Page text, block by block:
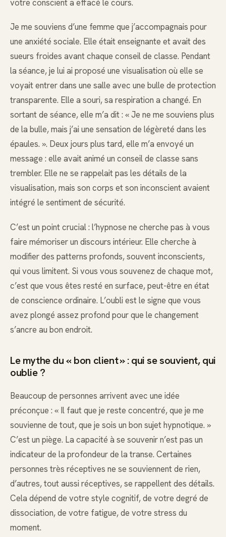
votre conscient a effacé le cours.
Je me souviens d’une femme que j’accompagnais pour
une anxiété sociale. Elle était enseignante et avait des
sueurs froides avant chaque conseil de classe. Pendant
la séance, je lui ai proposé une visualisation où elle se
voyait entrer dans une salle avec une bulle de protection
transparente. Elle a souri, sa respiration a changé. En
sortant de séance, elle m’a dit : « Je ne me souviens plus
de la bulle, mais j’ai une sensation de légèreté dans les
épaules. ». Deux jours plus tard, elle m’a envoyé un
message : elle avait animé un conseil de classe sans
trembler. Elle ne se rappelait pas les détails de la
visualisation, mais son corps et son inconscient avaient
intégré le sentiment de sécurité.
C’est un point crucial : l’hypnose ne cherche pas à vous
faire mémoriser un discours intérieur. Elle cherche à
modifier des patterns profonds, souvent inconscients,
qui vous limitent. Si vous vous souvenez de chaque mot,
c’est que vous êtes resté en surface, peut-être en état
de conscience ordinaire. L’oubli est le signe que vous
avez plongé assez profond pour que le changement
s’ancre au bon endroit.
Le mythe du « bon client » : qui se souvient, qui
oublie ?
Beaucoup de personnes arrivent avec une idée
préconçue : « Il faut que je reste concentré, que je me
souvienne de tout, que je sois un bon sujet hypnotique. »
C’est un piège. La capacité à se souvenir n’est pas un
indicateur de la profondeur de la transe. Certaines
personnes très réceptives ne se souviennent de rien,
d’autres, tout aussi réceptives, se rappellent des détails.
Cela dépend de votre style cognitif, de votre degré de
dissociation, de votre fatigue, de votre stress du
moment.